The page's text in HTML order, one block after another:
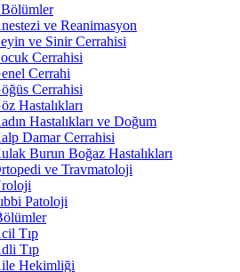
ve Reanimasyon
ve Sinir Cerrahisi
Cerrahisi
Cerrahi
Cerrahisi
Hastalıkları
Hastalıkları ve Doğum
Damar Cerrahisi
Burun Boğaz Hastalıkları
ve Travmatoloji
Patoloji
Tıp
Tıp
Hekimliği